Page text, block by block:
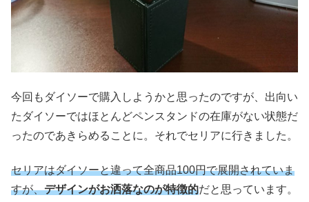
今回もダイソーで購入しようかと思ったのですが、出向い
たダイソーではほとんどペンスタンドの在庫がない状態だ
ったのであきらめることに。それでセリアに行きました。
セリアはダイソーと違って全商品100円で展開されていま
すが、デザインがお洒落なのが特徴的だと思っています。